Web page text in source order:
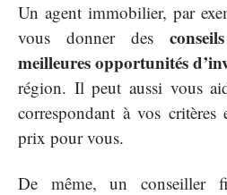
Un agent immobilier, par
vous donner des
meilleures opportunités
région. Il peut aussi vous
correspondant à vos
prix pour vous.
De même, un conseiller